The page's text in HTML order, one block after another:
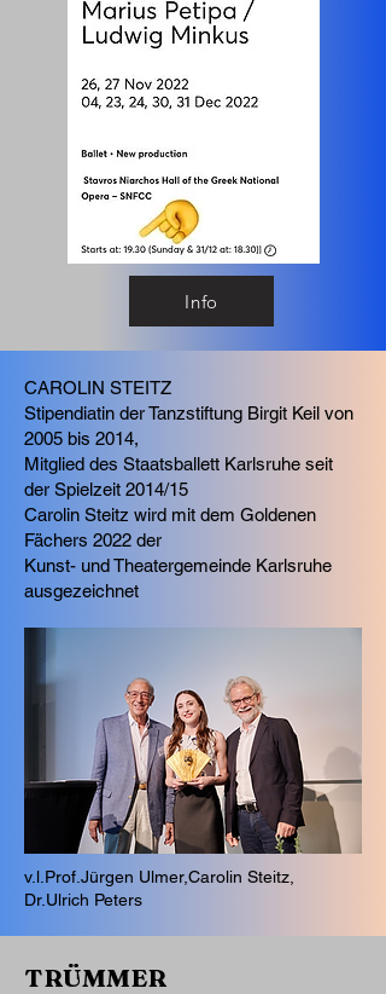
Info
CAROLIN STEITZ
Stipendiatin der Tanzstiftung Birgit Keil von
2005 bis 2014,
Mitglied des Staatsballett Karlsruhe seit
der Spielzeit 2014/15
Carolin Steitz wird mit dem Goldenen
Fächers 2022 der
Kunst- und Theatergemeinde Karlsruhe
ausgezeichnet
v.l.Prof.Jürgen Ulmer,Carolin Steitz,
Dr.Ulrich Peters
TRÜMMER